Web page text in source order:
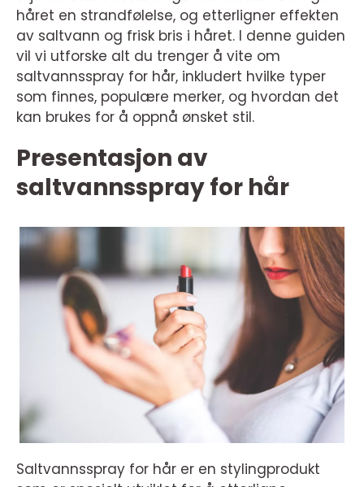
håret en strandfølelse, og etterligner effekten
av saltvann og frisk bris i håret. I denne guiden
vil vi utforske alt du trenger å vite om
saltvannsspray for hår, inkludert hvilke typer
som finnes, populære merker, og hvordan det
kan brukes for å oppnå ønsket stil.
Presentasjon av
saltvannsspray for hår
Saltvannsspray for hår er en stylingprodukt